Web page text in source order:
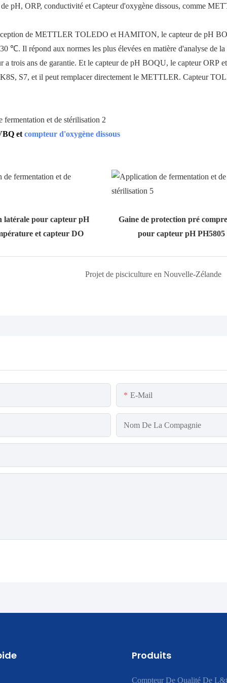
pH, ORP, conductivité et Capteur d'oxygène dissous, comme
de METTLER TOLEDO et HAMITON, le capteur de pH
℃. Il répond aux normes les plus élevées en matière d'analyse de
trois ans de garantie. Et le capteur de pH BOQU, le capteur ORP
S7, et il peut remplacer directement le METTLER. Capteur
et compteur d'oxygène dissous
latérale pour capteur pH
et capteur DO
Gaine de protection pré
pour capteur pH PH5805
Projet de pisciculture en Nouvelle-Zélande
E-Mail
Nom De La Compagnie
Produits
Compteur De Qualité De